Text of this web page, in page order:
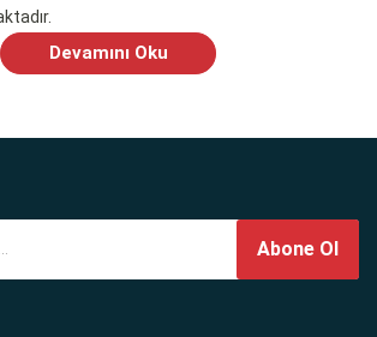
ve evlerinde kitap bulunanlar çok iyi bilirler ki
Sevdiklerinizin zevk ve isteklerine uygun
mevcuttur. Hatta bu ürünleri kendiniz için ev
kitap stoperleri alabilirsiniz. Genellikle metal
Devamını Oku
Abone Ol